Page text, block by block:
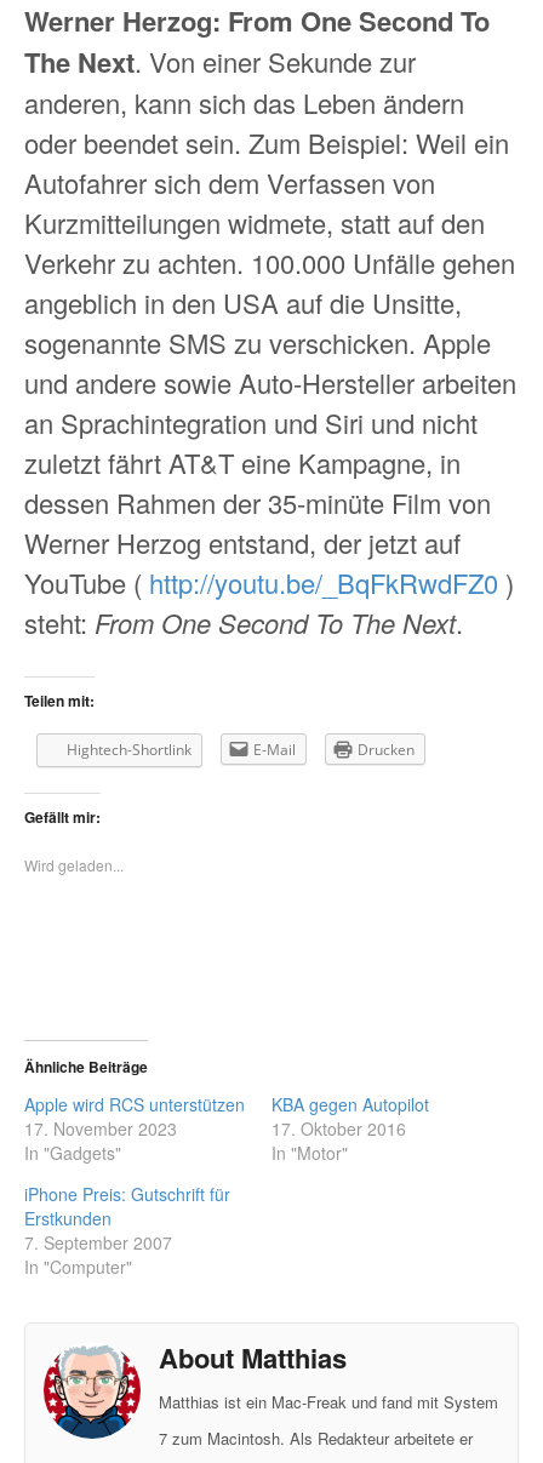
Werner Herzog: From One Second To
The Next. Von einer Sekunde zur
anderen, kann sich das Leben ändern
oder beendet sein. Zum Beispiel: Weil ein
Autofahrer sich dem Verfassen von
Kurzmitteilungen widmete, statt auf den
Verkehr zu achten. 100.000 Unfälle gehen
angeblich in den USA auf die Unsitte,
sogenannte SMS zu verschicken. Apple
und andere sowie Auto-Hersteller arbeiten
an Sprachintegration und Siri und nicht
zuletzt fährt AT&T eine Kampagne, in
dessen Rahmen der 35-minüte Film von
Werner Herzog entstand, der jetzt auf
YouTube ( http://youtu.be/_BqFkRwdFZ0 )
steht: From One Second To The Next.
Teilen mit:
Hightech-Shortlink E-Mail Drucken
Gefällt mir:
Wird geladen...
Ähnliche Beiträge
Apple wird RCS unterstützen
17. November 2023
In "Gadgets"
KBA gegen Autopilot
17. Oktober 2016
In "Motor"
iPhone Preis: Gutschrift für
Erstkunden
7. September 2007
In "Computer"
About Matthias
Matthias ist ein Mac-Freak und fand mit System
7 zum Macintosh. Als Redakteur arbeitete er